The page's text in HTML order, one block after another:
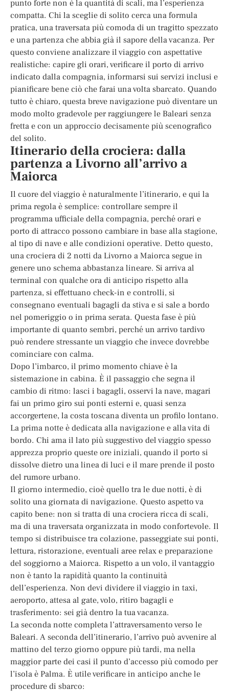
punto forte non è la quantità di scali, ma l’esperienza
compatta. Chi la sceglie di solito cerca una formula
pratica, una traversata più comoda di un tragitto spezzato
e una partenza che abbia già il sapore della vacanza. Per
questo conviene analizzare il viaggio con aspettative
realistiche: capire gli orari, verificare il porto di arrivo
indicato dalla compagnia, informarsi sui servizi inclusi e
pianificare bene ciò che farai una volta sbarcato. Quando
tutto è chiaro, questa breve navigazione può diventare un
modo molto gradevole per raggiungere le Baleari senza
fretta e con un approccio decisamente più scenografico
del solito.
Itinerario della crociera: dalla
partenza a Livorno all’arrivo a
Maiorca
Il cuore del viaggio è naturalmente l’itinerario, e qui la
prima regola è semplice: controllare sempre il
programma ufficiale della compagnia, perché orari e
porto di attracco possono cambiare in base alla stagione,
al tipo di nave e alle condizioni operative. Detto questo,
una crociera di 2 notti da Livorno a Maiorca segue in
genere uno schema abbastanza lineare. Si arriva al
terminal con qualche ora di anticipo rispetto alla
partenza, si effettuano check-in e controlli, si
consegnano eventuali bagagli da stiva e si sale a bordo
nel pomeriggio o in prima serata. Questa fase è più
importante di quanto sembri, perché un arrivo tardivo
può rendere stressante un viaggio che invece dovrebbe
cominciare con calma.
Dopo l’imbarco, il primo momento chiave è la
sistemazione in cabina. È il passaggio che segna il
cambio di ritmo: lasci i bagagli, osservi la nave, magari
fai un primo giro sui ponti esterni e, quasi senza
accorgertene, la costa toscana diventa un profilo lontano.
La prima notte è dedicata alla navigazione e alla vita di
bordo. Chi ama il lato più suggestivo del viaggio spesso
apprezza proprio queste ore iniziali, quando il porto si
dissolve dietro una linea di luci e il mare prende il posto
del rumore urbano.
Il giorno intermedio, cioè quello tra le due notti, è di
solito una giornata di navigazione. Questo aspetto va
capito bene: non si tratta di una crociera ricca di scali,
ma di una traversata organizzata in modo confortevole. Il
tempo si distribuisce tra colazione, passeggiate sui ponti,
lettura, ristorazione, eventuali aree relax e preparazione
del soggiorno a Maiorca. Rispetto a un volo, il vantaggio
non è tanto la rapidità quanto la continuità
dell’esperienza. Non devi dividere il viaggio in taxi,
aeroporto, attesa al gate, volo, ritiro bagagli e
trasferimento: sei già dentro la tua vacanza.
La seconda notte completa l’attraversamento verso le
Baleari. A seconda dell’itinerario, l’arrivo può avvenire al
mattino del terzo giorno oppure più tardi, ma nella
maggior parte dei casi il punto d’accesso più comodo per
l’isola è Palma. È utile verificare in anticipo anche le
procedure di sbarco: